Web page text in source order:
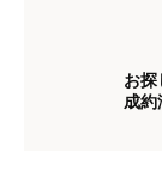
お探
成約